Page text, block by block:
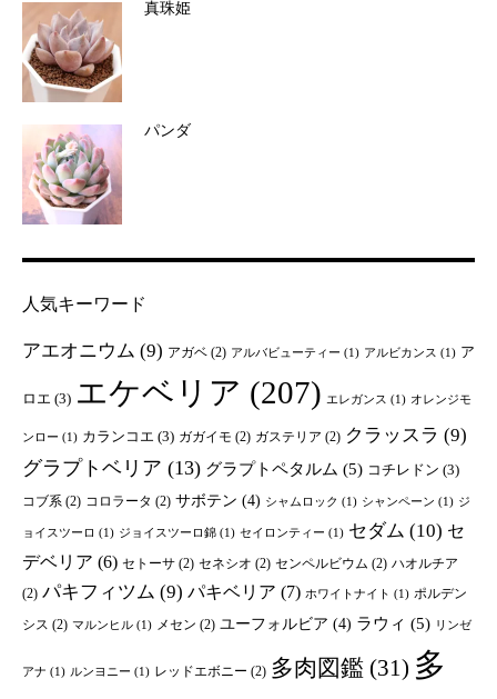
真珠姫
パンダ
人気キーワード
アエオニウム (9) アガベ (2) アルバビューティー (1) アルビカンス (1) ア
ロエ (3) エケベリア (207) エレガンス (1) オレンジモ
ンロー (1) カランコエ (3) ガガイモ (2) ガステリア (2) クラッスラ (9)
グラプトベリア (13) グラプトペタルム (5) コチレドン (3)
コブ系 (2) コロラータ (2) サボテン (4) シャムロック (1) シャンペーン (1) ジ
ョイスツーロ (1) ジョイスツーロ錦 (1) セイロンティー (1) セダム (10) セ
デベリア (6) セトーサ (2) セネシオ (2) センペルビウム (2) ハオルチア
(2) パキフィツム (9) パキベリア (7) ホワイトナイト (1) ポルデン
シス (2) マルンヒル (1) メセン (2) ユーフォルビア (4) ラウィ (5) リンゼ
アナ (1) ルンヨニー (1) レッドエボニー (2) 多肉図鑑 (31) 多